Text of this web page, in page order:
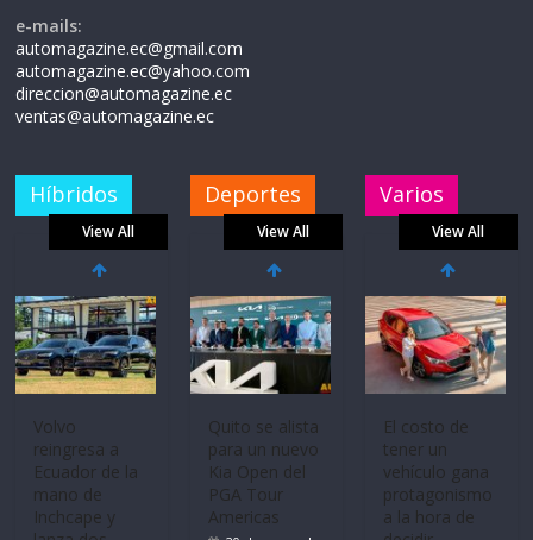
e-mails:
automagazine.ec@gmail.com
automagazine.ec@yahoo.com
direccion@automagazine.ec
ventas@automagazine.ec
Híbridos
View All
Volvo
reingresa a
Ecuador de la
mano de
Inchcape y
Deportes
View All
Quito se alista
para un nuevo
Kia Open del
PGA Tour
Americas
Varios
View All
El costo de
tener un
vehículo gana
protagonismo
a la hora de